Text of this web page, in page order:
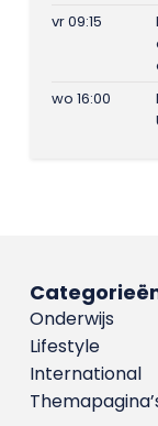
vr 09:15
wo 16:00
Onderwijs
Lifestyle
International